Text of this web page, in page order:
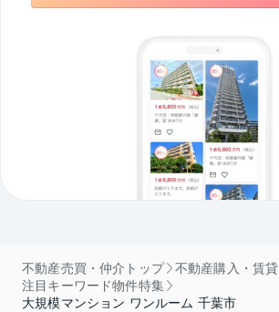
不動産売買・仲介トップ 不動産購入・賃貸
注目キーワード物件特集
大規模マンション ワンルーム 千葉市